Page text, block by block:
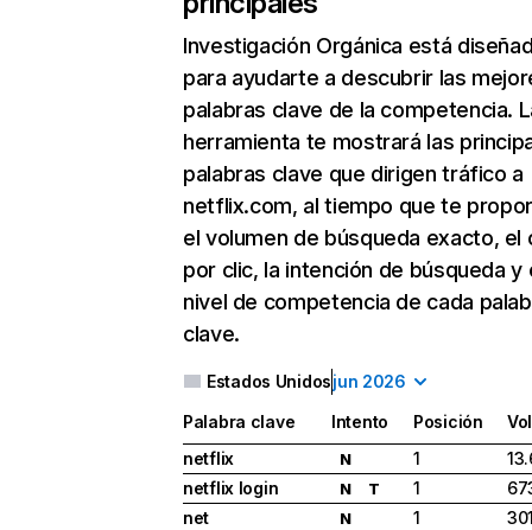
Investigación Orgánica está
para ayudarte a descubrir las
palabras clave de la competencia.
herramienta te mostrará las
palabras clave que dirigen tráfico a
netflix.com, al tiempo que te
el volumen de búsqueda exacto, el
por clic, la intención de búsqueda y
nivel de competencia de cada
clave.
Estados Unidosjun 2026
Palabra clave Intento Posición
netflix
N 1
netflix login
N T 1
net
N 1